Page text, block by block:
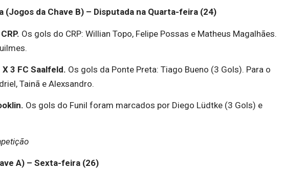
(Jogos da Chave B) – Disputada na Quarta-feira (24)
Os gols do CRP: Willian Topo, Felipe Possas e Matheus Magalhães.
3 FC Saalfeld. Os gols da Ponte Preta: Tiago Bueno (3 Gols). Para o
Tainã e Alexsandro.
Os gols do Funil foram marcados por Diego Lüdtke (3 Gols) e
A) – Sexta-feira (26)